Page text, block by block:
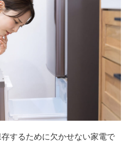
するために欠かせない家電で